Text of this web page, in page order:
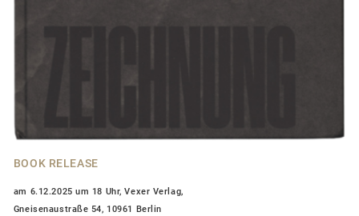
BOOK RELEASE
am 6.12.2025 um 18 Uhr, Vexer Verlag,
Gneisenaustraße 54, 10961 Berlin